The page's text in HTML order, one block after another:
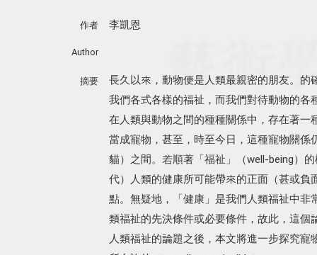
作者 李凱恩
Author
摘要
長久以來，動物便是人類最親密的朋友。
我們各式各樣的福祉，而我們對待動物的
在人類與動物之間的種種關係中，存在著
當成寵物，甚至，時至今日，這種寵物關
貓）之間。若順著「福祉」（well-being）
代）人類的健康所可能帶來的正面（甚或
點。無疑地，「健康」是我們人類福祉中
類福祉的先決條件或必要條件，故此，這
人類福祉的論題之後，本文將進一步探究